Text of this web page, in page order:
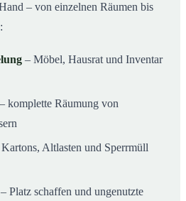
– von einzelnen Räumen bis
– Möbel, Hausrat und Inventar
– komplette Räumung von
Altlasten und Sperrmüll
– Platz schaffen und ungenutzte